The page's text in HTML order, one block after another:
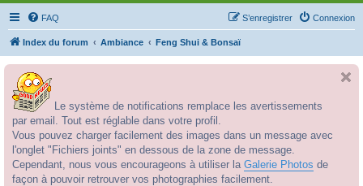
FAQ Connexion
S’enregistrer
Index du forum Ambiance Feng Shui & Bonsaï
Le système de notifications remplace les avertissements
par email. Tout est réglable dans votre profil.
Vous pouvez charger facilement des images dans un message avec
l'onglet "Fichiers joints" en dessous de la zone de message.
Cependant, nous vous encourageons à utiliser la Galerie Photos de
façon à pouvoir retrouver vos photographies facilement.